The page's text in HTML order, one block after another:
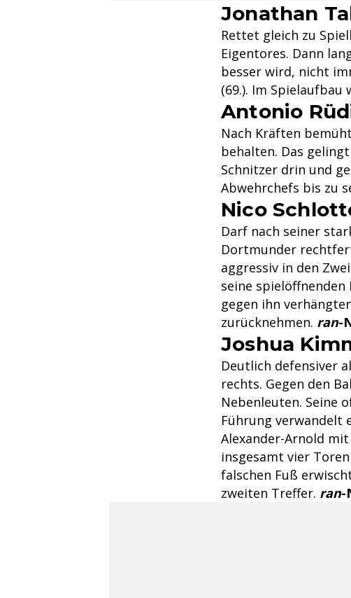
Jonathan
Rettet gleich zu
Eigentores. Dann
besser wird, nicht
(69.). Im
Antonio
Nach Kräften
behalten. Das
Schnitzer drin und
Abwehrchefs bis zu
Nico
Darf nach seiner
Dortmunder
aggressiv in den
seine
gegen ihn
zurücknehmen. ran-
Joshua
Deutlich defensiver
rechts. Gegen den
Nebenleuten. Seine
Führung verwandelt
Alexander-Arnold
insgesamt vier
falschen Fuß
zweiten Treffer. ran-